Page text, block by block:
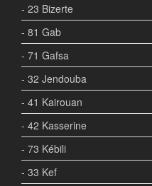
- 23 Bizerte
- 81 Gab
- 71 Gafsa
- 32 Jendouba
- 41 Kairouan
- 42 Kasserine
- 73 Kébili
- 33 Kef